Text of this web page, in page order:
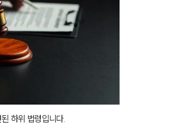
하위 법령입니다.